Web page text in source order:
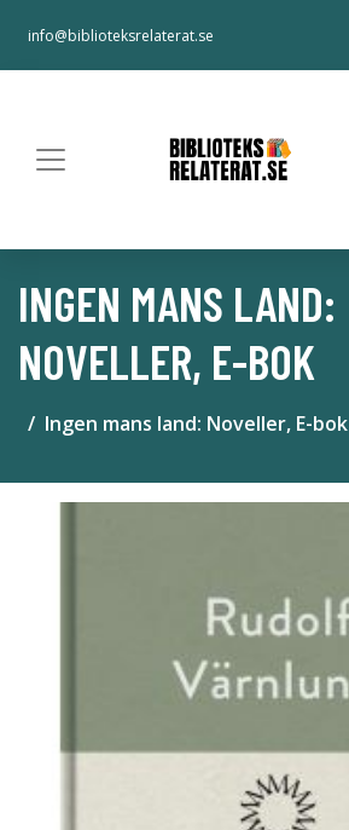
info@biblioteksrelaterat.se
INGEN MANS LAND:
NOVELLER, E-BOK
Ingen mans land: Noveller, E-bok